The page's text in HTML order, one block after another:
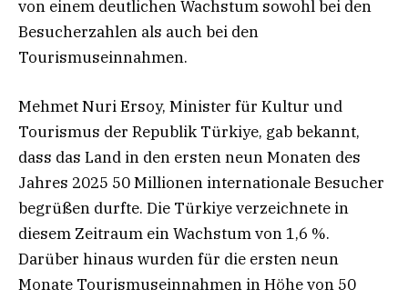
von einem deutlichen Wachstum sowohl bei den
Besucherzahlen als auch bei den
Tourismuseinnahmen.
Mehmet Nuri Ersoy, Minister für Kultur und
Tourismus der Republik Türkiye, gab bekannt,
dass das Land in den ersten neun Monaten des
Jahres 2025 50 Millionen internationale Besucher
begrüßen durfte. Die Türkiye verzeichnete in
diesem Zeitraum ein Wachstum von 1,6 %.
Darüber hinaus wurden für die ersten neun
Monate Tourismuseinnahmen in Höhe von 50